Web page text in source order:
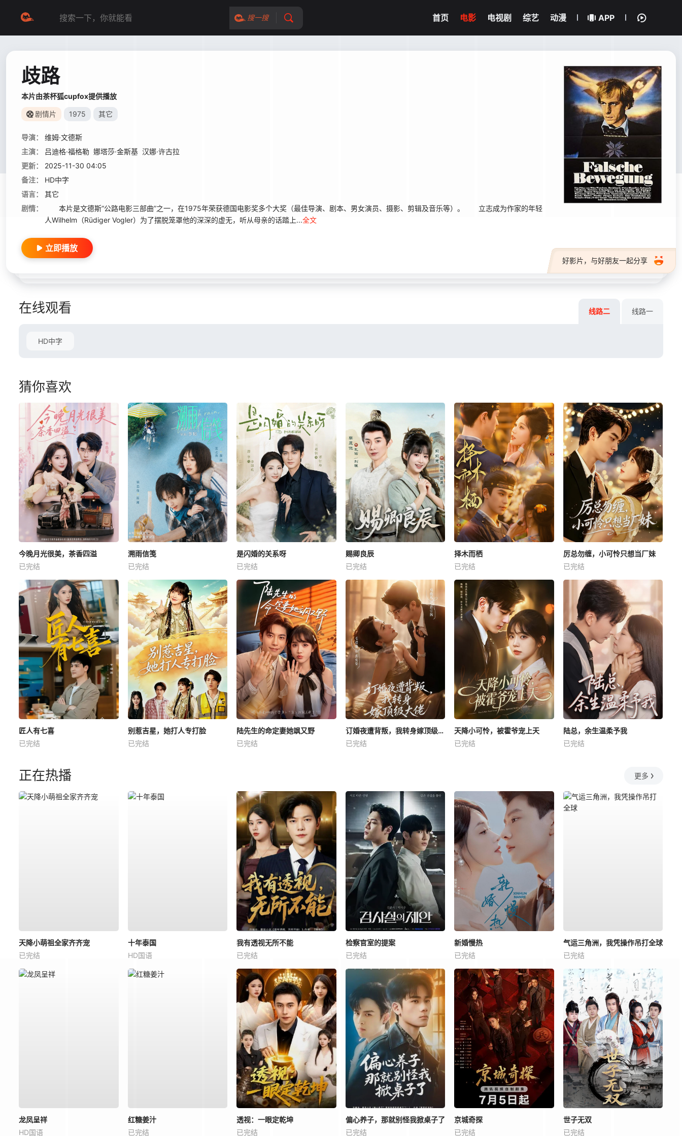
搜一搜 首页 电影 电视剧 综艺 动漫 APP
歧路
本片由茶杯狐cupfox提供播放
剧情片 1975 其它
导演：
维姆·文德斯
主演：
吕迪格·福格勒 娜塔莎·金斯基 汉娜·许古拉
更新：
2025-11-30 04:05
备注：
HD中字
语言：
其它
剧情：
本片是文德斯“公路电影三部曲”之一，在1975年荣获德国电影奖多个大奖（最佳导演、剧本、男女演员、摄影、剪辑及音乐等）。 立志成为作家的年轻
人Wilhelm（Rüdiger Vogler）为了摆脱笼罩他的深深的虚无，听从母亲的话踏上...全文
好影片，与好朋友一起分享
立即播放
在线观看 线路二 线路一
HD中字
猜你喜欢
今晚月光很美，茶香四溢
已完结
溯雨信笺
已完结
是闪婚的关系呀
已完结
赐卿良辰
已完结
择木而栖
已完结
厉总勿缠，小可怜只想当厂妹
已完结
匠人有七喜
已完结
别惹吉星，她打人专打脸
已完结
陆先生的命定妻她飒又野
已完结
订婚夜遭背叛，我转身嫁顶级大佬
已完结
天降小可怜，被霍爷宠上天
已完结
陆总，余生温柔予我
已完结
正在热播 更多
天降小萌祖全家齐齐宠
已完结
十年泰国
HD国语
我有透视无所不能
已完结
检察官室的提案
已完结
新婚慢热
已完结
气运三角洲，我凭操作吊打全球
已完结
龙凤呈祥
HD国语
红糖姜汁
已完结
透视：一眼定乾坤
已完结
偏心养子，那就别怪我掀桌子了
已完结
京城奇探
已完结
世子无双
已完结